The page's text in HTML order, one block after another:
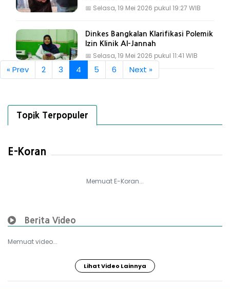
📅 Selasa, 19 Mei 2026 pukul 19:27 WIB
Dinkes Bangkalan Klarifikasi Polemik
Izin Klinik Al-Jannah
📅 Selasa, 19 Mei 2026 pukul 11:41 WIB
« Prev 2 3 4 5 6 Next »
Topik Terpopuler
E-Koran
Memuat E-Koran...
Berita Video
Memuat video...
Lihat Video Lainnya